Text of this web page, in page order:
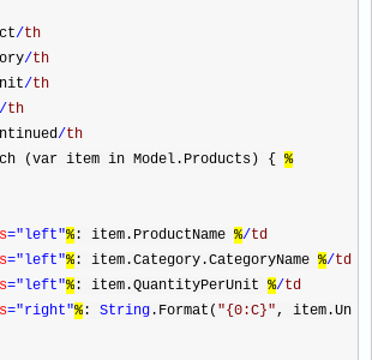
/th
/th
/th
/th
/th
(var item in Model.Products) { %
="left"% : item.ProductName %/td
="left"% : item.Category.CategoryName %/td
="left"% : item.QuantityPerUnit %/td
="right"% : String .Format( "{0:C}", item.Un